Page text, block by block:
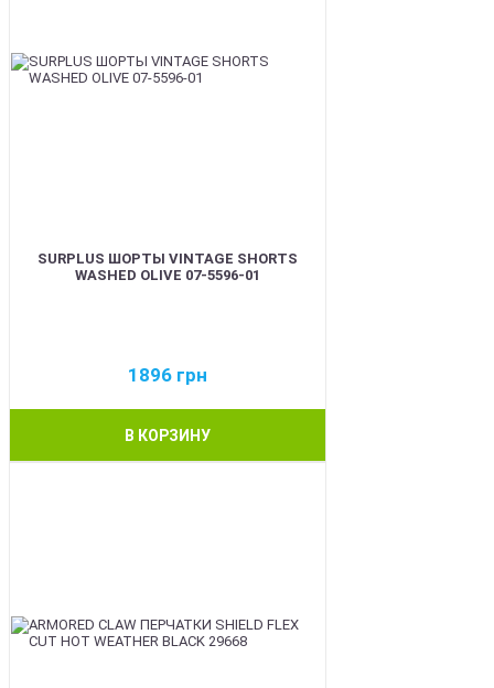
SURPLUS ШОРТЫ VINTAGE SHORTS
WASHED OLIVE 07-5596-01
1896 грн
В КОРЗИНУ